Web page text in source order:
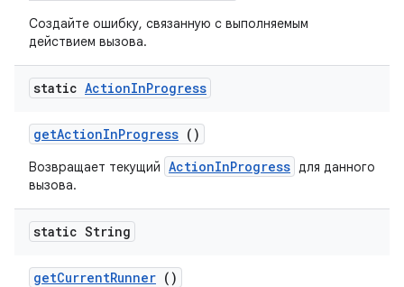
Создайте ошибку, связанную с выполняемым
действием вызова.
static ActionInProgress
getActionInProgress ()
Возвращает текущий ActionInProgress для данного
вызова.
static String
getCurrentRunner ()